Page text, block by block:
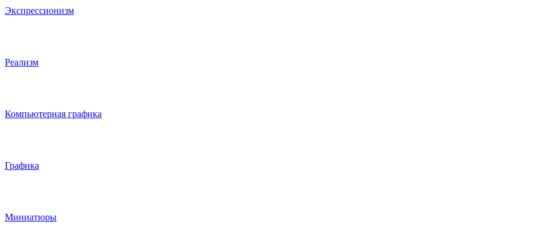
Экспрессионизм
Реализм
Компьютерная графика
Графика
Миниатюры